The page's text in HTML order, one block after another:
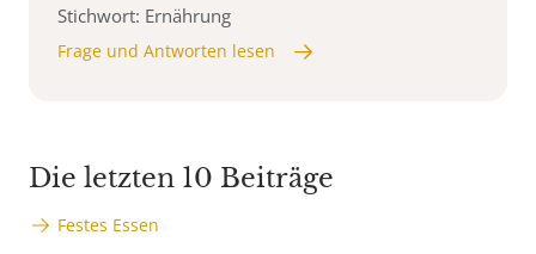
Stichwort: Ernährung
Frage und Antworten lesen
Die letzten 10 Beiträge
Festes Essen